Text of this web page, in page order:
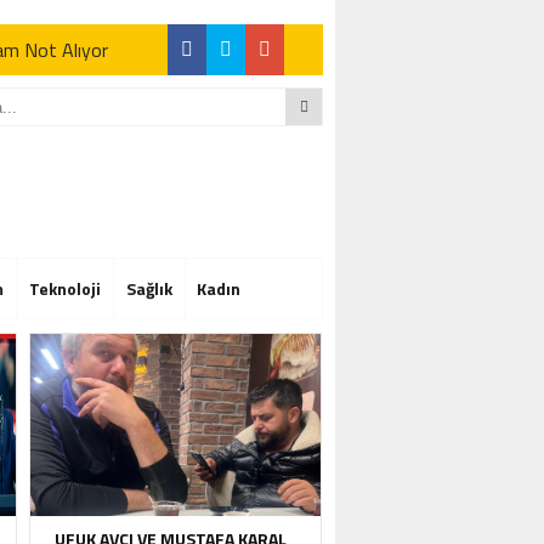
Not Alıyor
Not Alıyor
Teknoloji Sağlık Kadın
UFUK AVCI VE MUSTAFA KARAL